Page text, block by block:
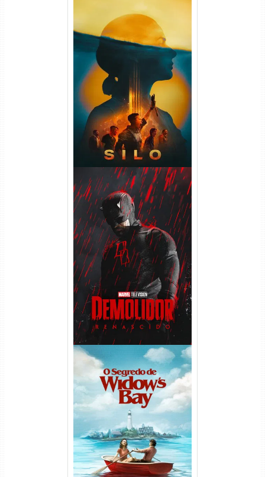
Silo 2ª Temporada (2024)
WEB-DL 1080p Dual Áudio
Demolidor: Renascido 2ª
Temporada (2026) WEB-DL
1080p Dual Áudio
O Segredo de Widow’s Bay
1ª Temporada Torrent (2026)
WEB-DL 1080p Dual Áudio